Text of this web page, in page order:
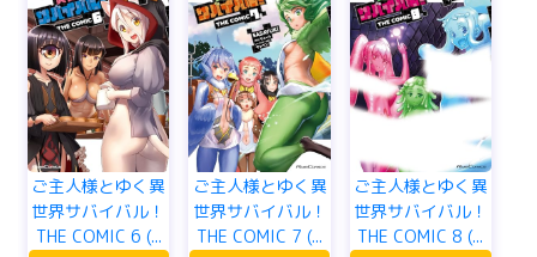
ご主人様とゆく異
世界サバイバル！
THE COMIC 6 (...
ご主人様とゆく異
世界サバイバル！
THE COMIC 7 (...
ご主人様とゆく異
世界サバイバル！
THE COMIC 8 (...